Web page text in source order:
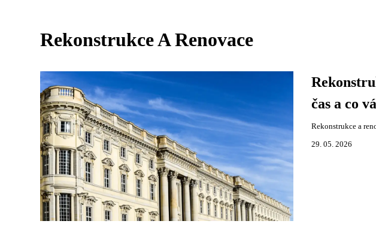
Rekonstrukce A Renovace
čas a co
Rekonstrukce a
29. 05. 2026